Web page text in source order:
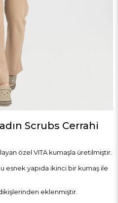
Scrubs Cerrahi
özel VITA kumaşla üretilmiştir.
esnek yapıda ikinci bir kumaş ile
eklenmiştir.